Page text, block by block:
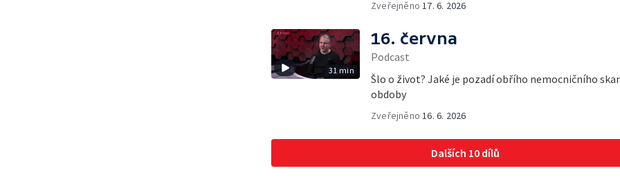
Zveřejněno17. 6. 2026
31 min
16. června
Podcast
Šlo o život? Jaké je pozadí obřího nemocničního
obdoby
Zveřejněno16. 6. 2026
Dalších 10 dílů